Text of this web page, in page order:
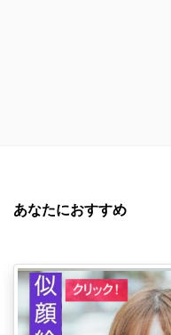
あなたにおすすめ